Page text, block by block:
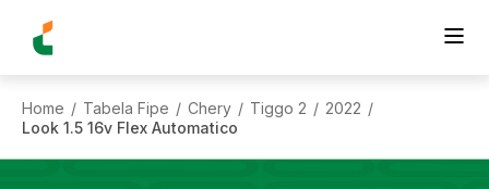
Home / Tabela Fipe / Chery / Tiggo 2 / 2022 /
Look 1.5 16v Flex Automatico